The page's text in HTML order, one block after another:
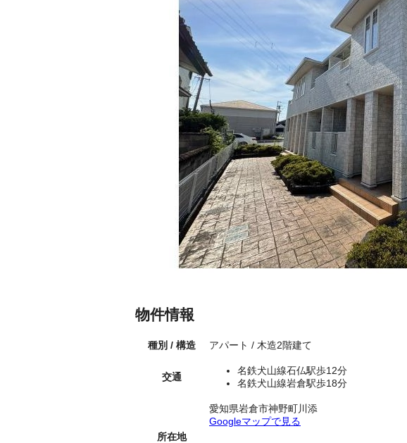
物件情報
種別 / 構造 アパート / 木造2階建て
交通
名鉄犬山線石仏駅歩12分
名鉄犬山線岩倉駅歩18分
所在地
愛知県岩倉市神野町川添
Googleマップで見る